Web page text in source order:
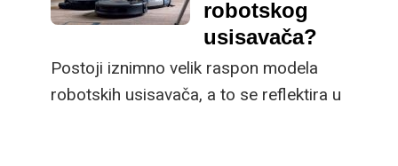
raspon modela na tržištu.
robotskog
usisavača?
Postoji iznimno velik raspon modela
robotskih usisavača, a to se reflektira u